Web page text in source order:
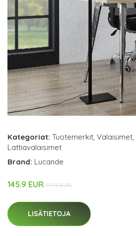
Kategoriat: Tuotemerkit, Valaisimet,
Lattiavalaisimet
Brand: Lucande
145.9 EUR 171.9 EUR
LISÄTIETOJA